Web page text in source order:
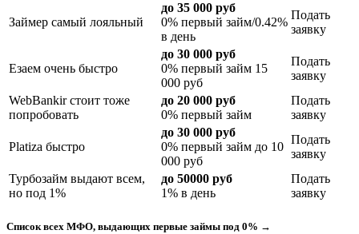
Займер самый лояльный
до 35 000 руб
0% первый займ/0.42%
в день
Подать
заявку
Езаем очень быстро
до 30 000 руб
0% первый займ 15
000 руб
Подать
заявку
WebBankir стоит тоже
попробовать
до 20 000 руб
0% первый займ
Подать
заявку
Platiza быстро
до 30 000 руб
0% первый займ до 10
000 руб
Подать
заявку
Турбозайм выдают всем,
но под 1%
до 50000 руб
1% в день
Подать
заявку
Список всех МФО, выдающих первые займы под 0% →